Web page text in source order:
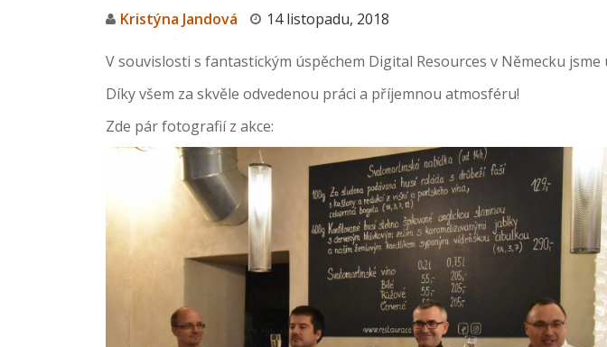
Kristýna Jandová 14 listopadu, 2018
V souvislosti s fantastickým úspěchem Digital Resources v Německu
Díky všem za skvěle odvedenou práci a příjemnou atmosféru!
Zde pár fotografií z akce: